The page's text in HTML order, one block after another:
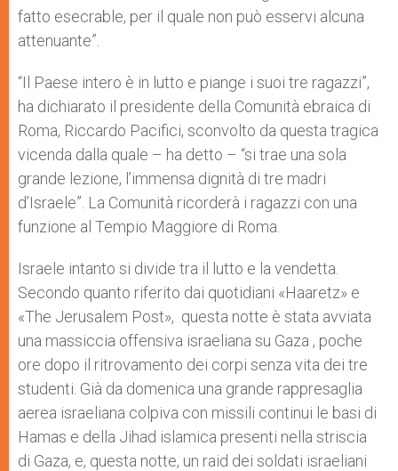
fatto esecrable, per il quale non può esservi alcuna
attenuante”.
“Il Paese intero è in lutto e piange i suoi tre ragazzi”,
ha dichiarato il presidente della Comunità ebraica di
Roma, Riccardo Pacifici, sconvolto da questa tragica
vicenda dalla quale – ha detto – “si trae una sola
grande lezione, l’immensa dignità di tre madri
d’Israele”. La Comunità ricorderà i ragazzi con una
funzione al Tempio Maggiore di Roma.
Israele intanto si divide tra il lutto e la vendetta.
Secondo quanto riferito dai quotidiani «Haaretz» e
«The Jerusalem Post», questa notte è stata avviata
una massiccia offensiva israeliana su Gaza , poche
ore dopo il ritrovamento dei corpi senza vita dei tre
studenti. Già da domenica una grande rappresaglia
aerea israeliana colpiva con missili continui le basi di
Hamas e della Jihad islamica presenti nella striscia
di Gaza, e, questa notte, un raid dei soldati israeliani